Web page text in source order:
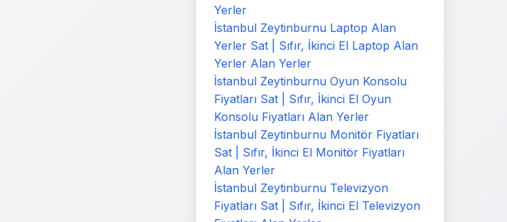
Yerler
İstanbul Zeytinburnu Laptop Alan
Yerler Sat | Sıfır, İkinci El Laptop Alan
Yerler Alan Yerler
İstanbul Zeytinburnu Oyun Konsolu
Fiyatları Sat | Sıfır, İkinci El Oyun
Konsolu Fiyatları Alan Yerler
İstanbul Zeytinburnu Monitör Fiyatları
Sat | Sıfır, İkinci El Monitör Fiyatları
Alan Yerler
İstanbul Zeytinburnu Televizyon
Fiyatları Sat | Sıfır, İkinci El Televizyon